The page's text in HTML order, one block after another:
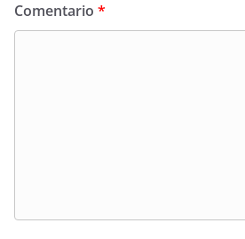
Comentario *